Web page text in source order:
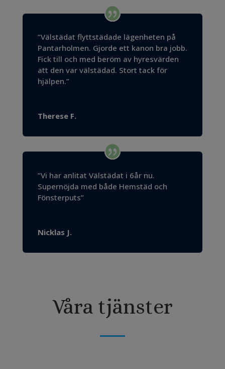
”Välstädat flyttstädade lägenheten på
Pantarholmen. Gjorde ett kanon bra jobb.
Fick till och med beröm av hyresvärden
att den var välstädad. Stort tack för
hjälpen.”
Therese F.
”Vi har anlitat Välstädat i 6år nu.
Supernöjda med både Hemstäd och
Fönsterputs”
Nicklas J.
Våra tjänster